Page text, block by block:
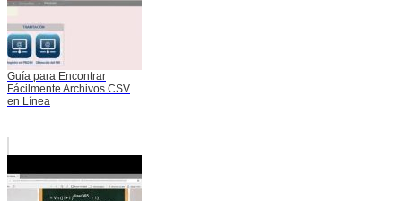
Guía para Encontrar
Fácilmente Archivos CSV
en Línea